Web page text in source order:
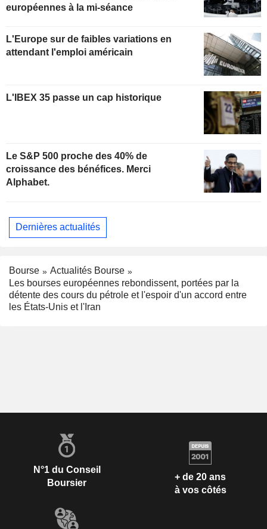
européennes à la mi-séance
L'Europe sur de faibles variations en
attendant l'emploi américain
L'IBEX 35 passe un cap historique
Le S&P 500 proche des 40% de
croissance des bénéfices. Merci
Alphabet.
Dernières actualités
Bourse
Actualités Bourse
Les bourses européennes rebondissent, portées par la
détente des cours du pétrole et l'espoir d'un accord entre
les États-Unis et l'Iran
N°1 du Conseil
Boursier
+ de 20 ans
à vos côtés